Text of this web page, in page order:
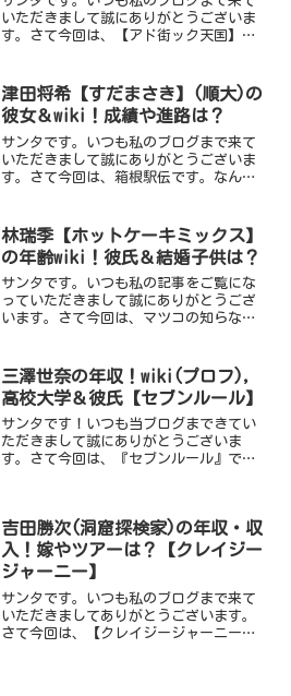
いただきまして誠にありがとうございま
す。さて今回は、【アド街ック天国】な
ンメン」が超人気で話題です。今回は、
そんなあづま家さんについ...
津田将希【すだまさき】(順大)の
彼女＆wiki！成績や進路は？
サンタです。いつも私のブログまで来て
いただきまして誠にありがとうございま
す。さて今回は、箱根駅伝です。なん
大学の津田将希（つだまさき）さんが
（すだまさき）さんって聞こえ...
林瑞季【ホットケーキミックス】
の年齢wiki！彼氏＆結婚子供は？
サンタです。いつも私の記事をご覧にな
っていただきまして誠にありがとうござ
います。さて今回は、マツコの知らない
で、彼氏や結婚・お子さんなど気になり
ました。今回はそのあたり...
三澤世奈の年収！wiki(プロフ),
高校大学＆彼氏【セブンルール】
サンタです！いつも当ブログまできてい
ただきまして誠にありがとうございま
す。さて今回は、『セブンルール』で話
方なんです。そんな三澤世奈さ...
吉田勝次(洞窟探検家)の年収・収
入！嫁やツアーは？【クレイジー
ジャーニー】
サンタです。いつも私のブログまで来て
いただきましてありがとうございます。
さて今回は、【クレイジージャーニー】